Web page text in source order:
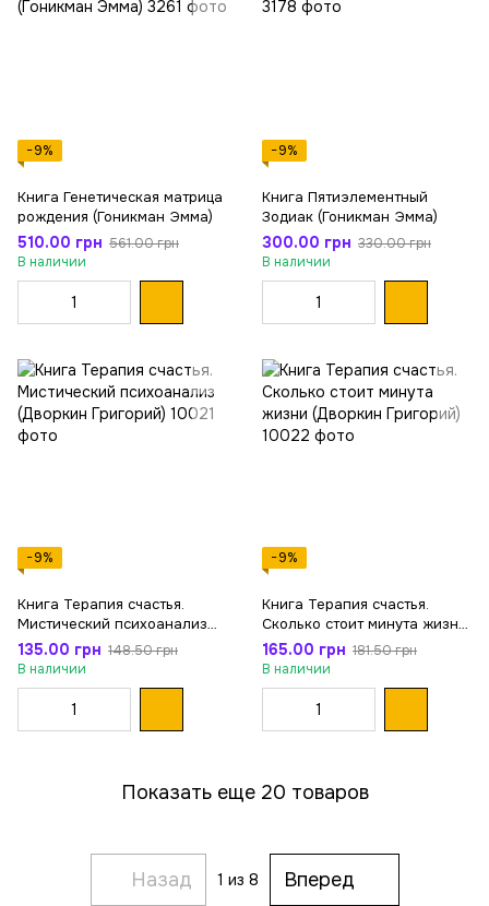
−9%
Книга Генетическая матрица
рождения (Гоникман Эмма)
510.00 грн 561.00 грн
В наличии
−9%
Книга Пятиэлементный
Зодиак (Гоникман Эмма)
300.00 грн 330.00 грн
В наличии
−9%
Книга Терапия счастья.
Мистический психоанализ
(Дворкин Григорий)
135.00 грн 148.50 грн
В наличии
−9%
Книга Терапия счастья.
Сколько стоит минута жизни
(Дворкин Григорий)
165.00 грн 181.50 грн
В наличии
Показать еще 20 товаров
Назад 1 из 8 Вперед